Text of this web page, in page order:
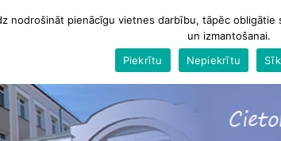
pienācīgu vietnes darbību, tāpēc
un izmantošanai.
Piekrītu
Nepiekrītu